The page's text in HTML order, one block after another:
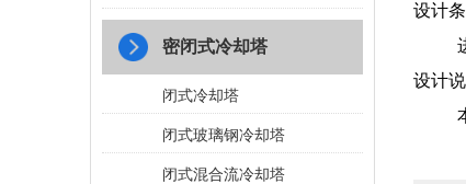
密闭式冷却塔
闭式冷却塔
闭式玻璃钢冷却塔
闭式混合流冷却塔
设计
进水
设计
本公